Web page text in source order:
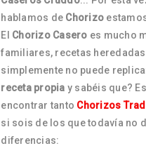
hablamos de Chorizo
El Chorizo Casero es mucho
familiares, recetas
simplemente no puede
receta propia y sabéis que?
encontrar tanto Chorizos
si sois de los que todavía no
diferencias: